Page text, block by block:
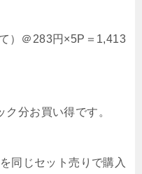
）＠283円×5P＝1,413
分お買い得です。
同じセット売りで購入